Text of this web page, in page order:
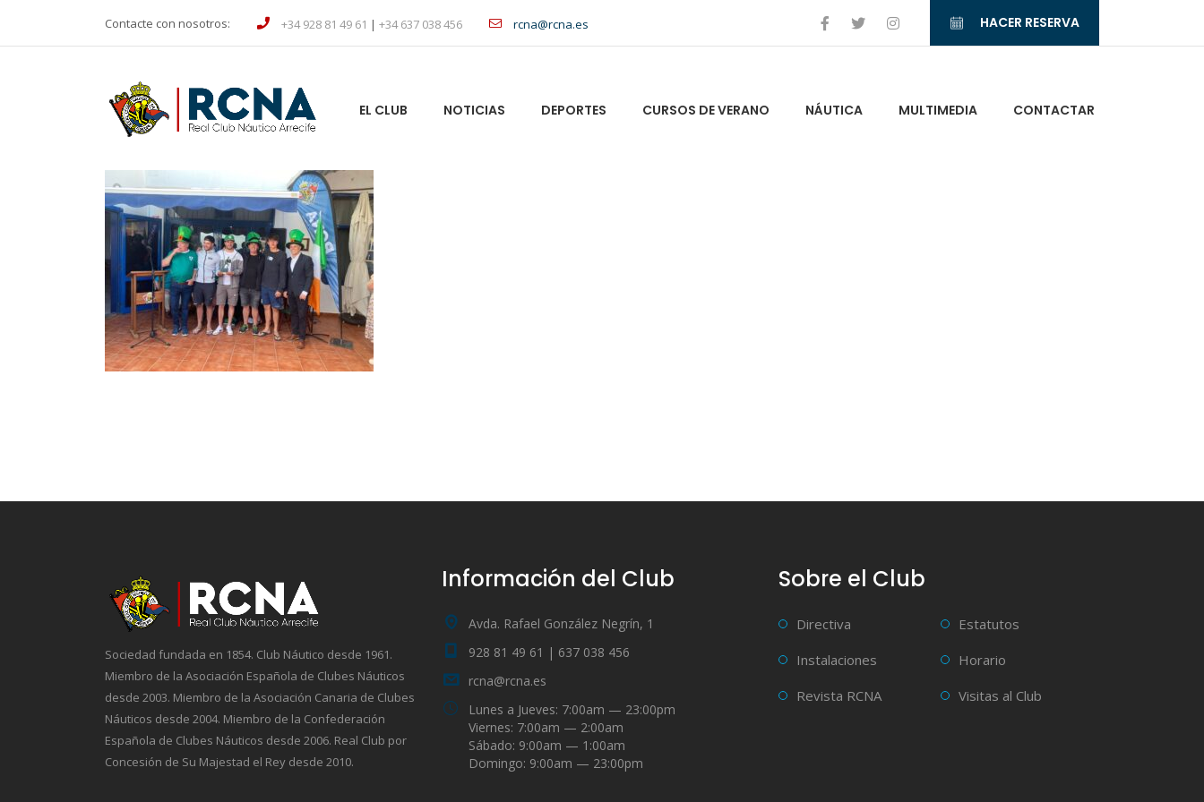
Contacte con nosotros: +34 928 81 49 61 | +34 637 038 456 rcna@rcna.es HACER RESERVA
EL CLUB NOTICIAS DEPORTES CURSOS DE VERANO NÁUTICA MULTIMEDIA CONTACTAR
Sociedad fundada en 1854. Club Náutico desde 1961.
Miembro de la Asociación Española de Clubes Náuticos
desde 2003. Miembro de la Asociación Canaria de Clubes
Náuticos desde 2004. Miembro de la Confederación
Española de Clubes Náuticos desde 2006. Real Club por
Concesión de Su Majestad el Rey desde 2010.
Información del Club
Avda. Rafael González Negrín, 1
928 81 49 61 | 637 038 456
rcna@rcna.es
Lunes a Jueves: 7:00am — 23:00pm
Viernes: 7:00am — 2:00am
Sábado: 9:00am — 1:00am
Domingo: 9:00am — 23:00pm
Sobre el Club
Directiva
Estatutos
Instalaciones
Horario
Revista RCNA
Visitas al Club